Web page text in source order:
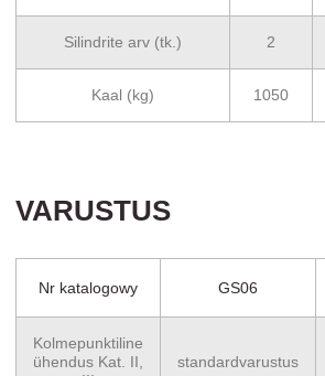
Silindrite arv (tk.) 2
Kaal (kg) 1050
VARUSTUS
Nr katalogowy GS06
Kolmepunktiline
ühendus Kat. II,
standardvarustus